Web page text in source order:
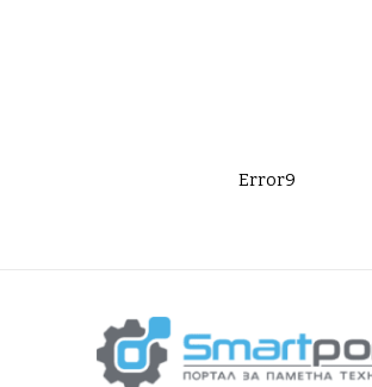
Error9